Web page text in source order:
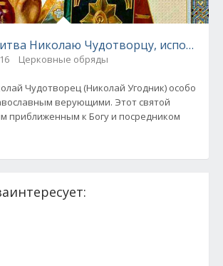
Николаю Чудотворцу,
Церковные обряды
Чудотворец (Николай Угодник) особо
верующими. Этот святой
приближенным к Богу и посредником